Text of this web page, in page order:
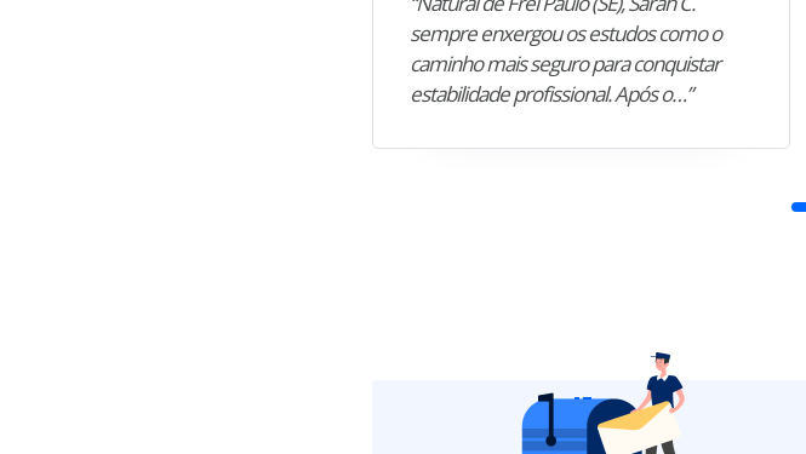
sempre enxergou os estudos como o
caminho mais seguro para conquistar
estabilidade profissional. Após o…”